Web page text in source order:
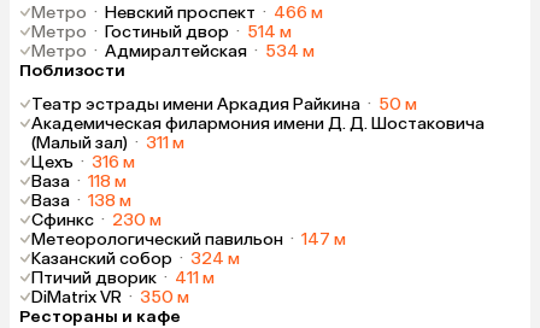
Метро · Невский проспект · 466 м
Метро · Гостиный двор · 514 м
Метро · Адмиралтейская · 534 м
Поблизости
Театр эстрады имени Аркадия Райкина · 50 м
Академическая филармония имени Д. Д. Шостаковича
(Малый зал) · 311 м
Цехъ · 316 м
Ваза · 118 м
Ваза · 138 м
Сфинкс · 230 м
Метеорологический павильон · 147 м
Казанский собор · 324 м
Птичий дворик · 411 м
DiMatrix VR · 350 м
Рестораны и кафе